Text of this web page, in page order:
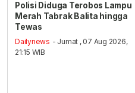
Polisi Diduga Terobos Lampu
Merah Tabrak Balita hingga
Tewas
Dailynews - Jumat , 07 Aug 2026,
21:15 WIB